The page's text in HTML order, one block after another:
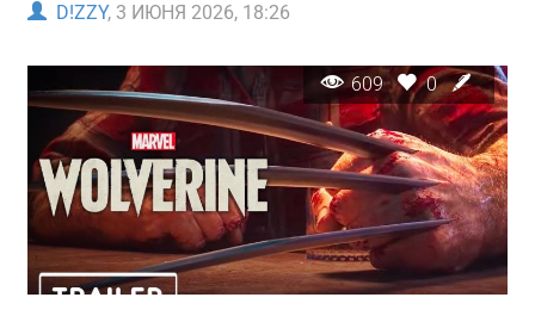
D!ZZY, 3 ИЮНЯ 2026, 18:26
609 0